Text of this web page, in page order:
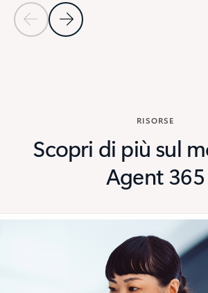
Diapositiva precedente
Diapositiva successiva
RISORSE
Scopri di più sul
Agent 365
7